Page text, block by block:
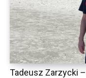
Tadeusz Zarzycki